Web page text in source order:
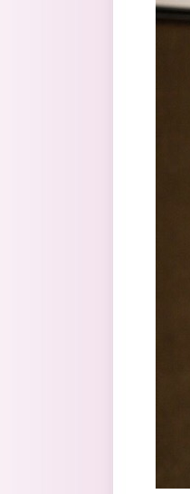
Перейти к основному содержанию